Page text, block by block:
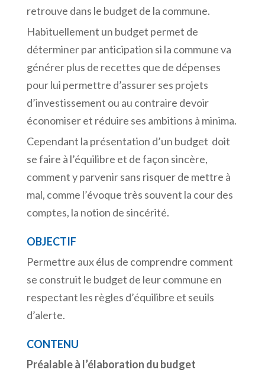
retrouve dans le budget de la commune.
Habituellement un budget permet de
déterminer par anticipation si la commune va
générer plus de recettes que de dépenses
pour lui permettre d’assurer ses projets
d’investissement ou au contraire devoir
économiser et réduire ses ambitions à minima.
Cependant la présentation d’un budget doit
se faire à l’équilibre et de façon sincère,
comment y parvenir sans risquer de mettre à
mal, comme l’évoque très souvent la cour des
comptes, la notion de sincérité.
OBJECTIF
Permettre aux élus de comprendre comment
se construit le budget de leur commune en
respectant les règles d’équilibre et seuils
d’alerte.
CONTENU
Préalable à l’élaboration du budget